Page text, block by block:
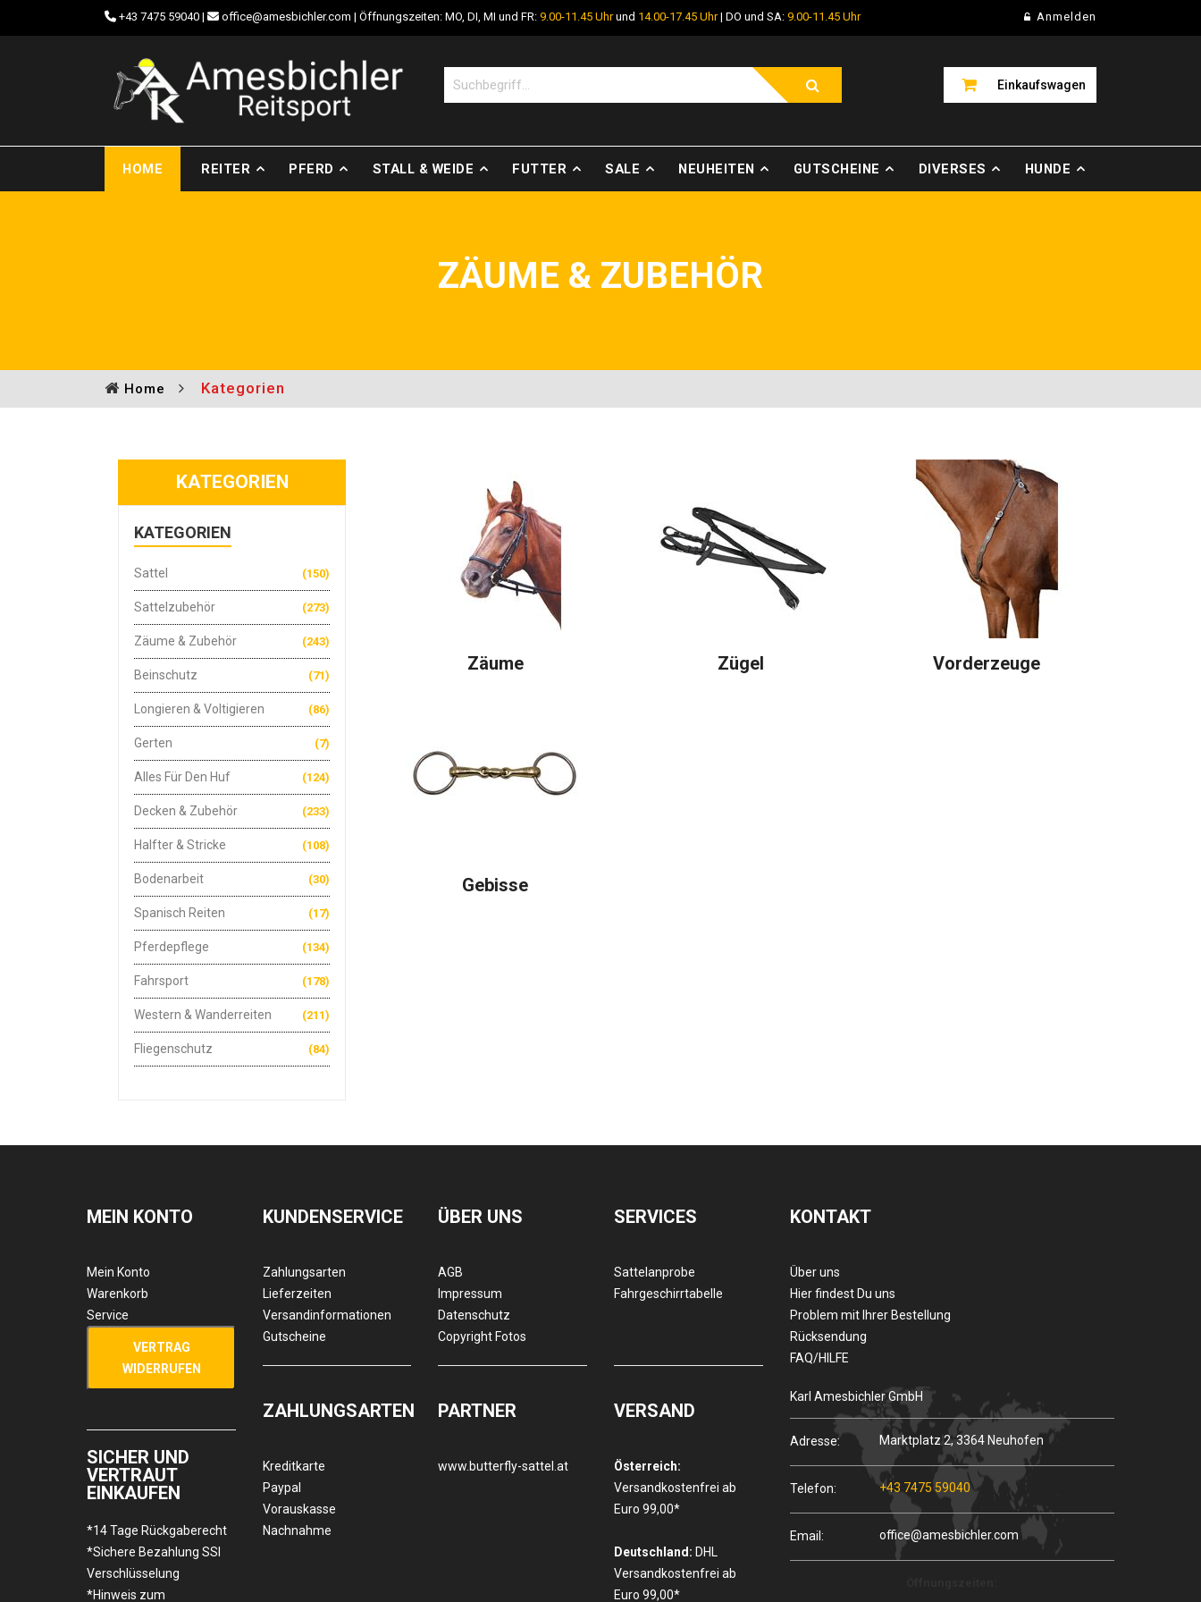
+43 7475 59040 | office@amesbichler.com | Öffnungszeiten: MO, DI, MI und FR: 9.00-11.45 Uhrund 14.00-17.45 Uhr| DO und SA: 9.00-11.45 Uhr Anmelden
Einkaufswagen
HOME REITER PFERD STALL & WEIDE FUTTER SALE NEUHEITEN GUTSCHEINE DIVERSES HUNDE
ZÄUME & ZUBEHÖR
Home Kategorien
KATEGORIEN
KATEGORIEN
(150)
Sattel
(273)
Sattelzubehör
(243)
Zäume & Zubehör
(71)
Beinschutz
(86)
Longieren & Voltigieren
(7)
Gerten
(124)
Alles Für Den Huf
(233)
Decken & Zubehör
(108)
Halfter & Stricke
(30)
Bodenarbeit
(17)
Spanisch Reiten
(134)
Pferdepflege
(178)
Fahrsport
(211)
Western & Wanderreiten
(84)
Fliegenschutz
Zäume Zügel Vorderzeuge
Gebisse
MEIN KONTO
Mein Konto
Warenkorb
Service
VERTRAG
WIDERRUFEN
SICHER UND
VERTRAUT
EINKAUFEN
*14 Tage Rückgaberecht
*Sichere Bezahlung SSl
Verschlüsselung
*Hinweis zum
KUNDENSERVICE
Zahlungsarten
Lieferzeiten
Versandinformationen
Gutscheine
ZAHLUNGSARTEN
Kreditkarte
Paypal
Vorauskasse
Nachnahme
ÜBER UNS
AGB
Impressum
Datenschutz
Copyright Fotos
PARTNER
www.butterfly-sattel.at
SERVICES
Sattelanprobe
Fahrgeschirrtabelle
VERSAND
Österreich:
Versandkostenfrei ab
Euro 99,00*
Deutschland: DHL
Versandkostenfrei ab
Euro 99,00*
KONTAKT
Über uns
Hier findest Du uns
Problem mit Ihrer Bestellung
Rücksendung
FAQ/HILFE
Karl Amesbichler GmbH
Adresse: Marktplatz 2, 3364 Neuhofen
Telefon: +43 7475 59040
Email: office@amesbichler.com